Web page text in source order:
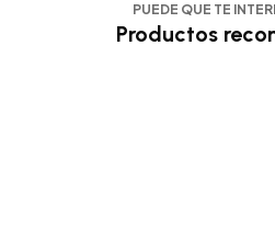
PUEDE QUE TE
Productos